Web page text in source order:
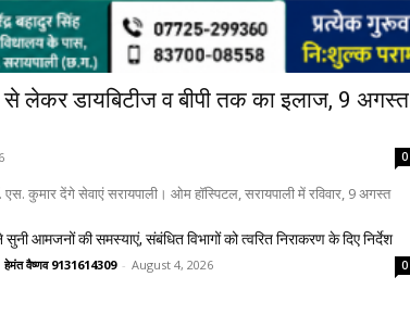
से लेकर डायबिटीज व बीपी तक का इलाज, 9 अगस्त
0
कुमार देंगे सेवाएं सरायपाली। ओम हॉस्पिटल, सरायपाली में रविवार, 9 अगस्त
आमजनों की समस्याएं, संबंधित विभागों को त्वरित निराकरण के दिए निर्देश
हेमंत वैष्णव 9131614309 - August 4, 2026 0